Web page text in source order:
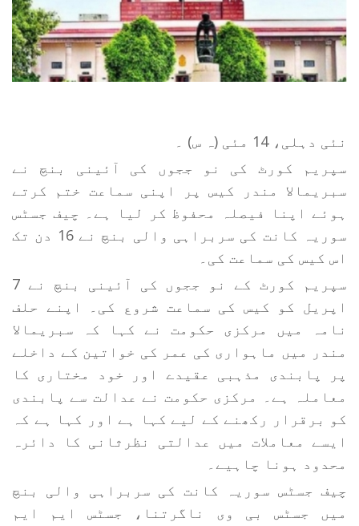
نئی دہلی، 14 مئی (ہ س) ۔
سپریم کورٹ کی نو ججوں کی آئینی بنچ نے
سبریمالا مندر کیس پر اپنی سماعت ختم کرتے
ہوئے اپنا فیصلہ محفوظ کر لیا ہے۔ چیف جسٹس
سوریہ کانت کی سربراہی والی بنچ نے 16 دن تک
اس کیس کی سماعت کی۔
سپریم کورٹ کے نو ججوں کی آئینی بنچ نے 7
اپریل کو کیس کی سماعت شروع کی۔ اپنے حلف
نامہ میں مرکزی حکومت نے کہا کہ سبریمالا
مندر میں ماہواری کی عمر کی خواتین کے داخلے
پر پابندی مذہبی عقیدے اور خود مختاری کا
معاملہ ہے۔ مرکزی حکومت نے عدالت سے پابندی
کو برقرار رکھنے کے لیے کہا ہے اور کہا ہے کہ
ایسے معاملات میں عدالتی نظرثانی کا دائرہ
محدود ہونا چاہیے۔
چیف جسٹس سوریہ کانت کی سربراہی والی بنچ
میں جسٹس بی وی ناگرتنا، جسٹس ایم ایم